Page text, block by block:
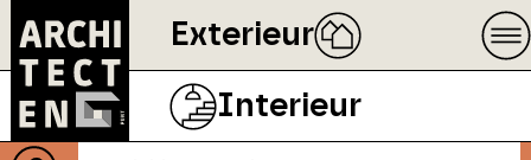
Exterieur
Interieur
Projecten
BEELD ECOPHON